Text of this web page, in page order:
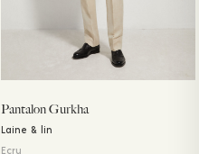
Pantalon Gurkha
Laine & lin
Ecru